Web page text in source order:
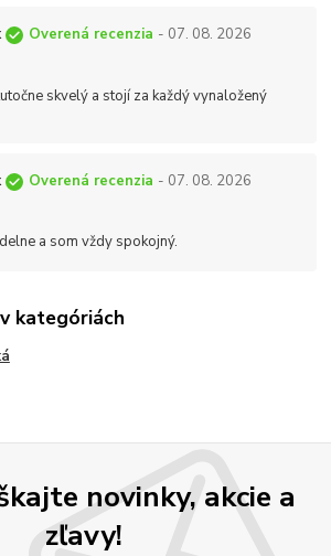
Overená recenzia - 07. 08. 2026
skvelý a stojí za každý vynaložený
Overená recenzia - 07. 08. 2026
a som vždy spokojný.
kategóriách
novinky, akcie a
zľavy!